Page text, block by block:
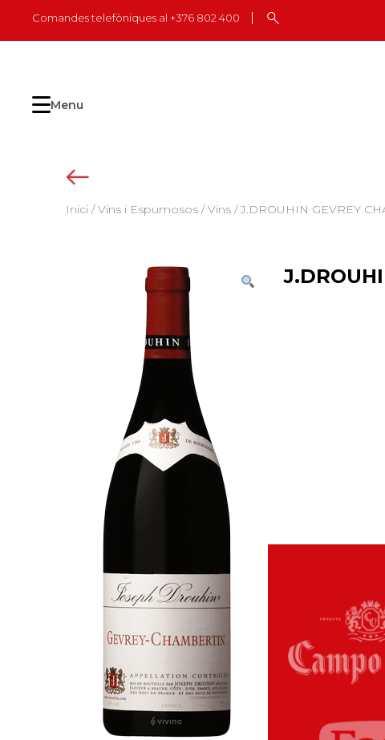
content
Comandes telefòniques al +376 802 400
Menu
Inici /Vins i Espumosos /Vins / J.DROUHIN GEVREY